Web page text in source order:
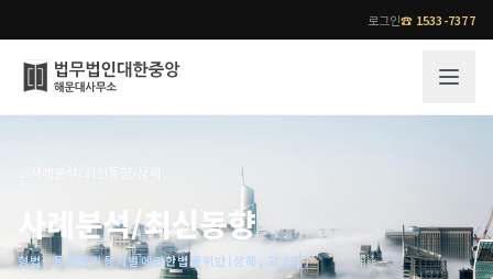
로그인☎ 1533-7377
오시는 길
통합검색
기업 인사이트
사례분석/최신동향
사례분석/최신동향
형법- 폭력행위등처벌에관한법률위반(상해, 고소장)